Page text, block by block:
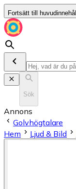
Fortsätt till huvudinnehåll
Sök
Annons
Golvhögtalare
Hem
Ljud & Bild